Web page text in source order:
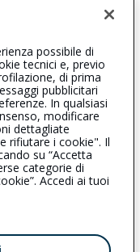
Consulta il
Generali
possibile di
tecnici e, previo
di prima
pubblicitari
In qualsiasi
modificare
dettagliate
rifiutare i cookie". Il
su “Accetta
categorie di
Accedi ai tuoi